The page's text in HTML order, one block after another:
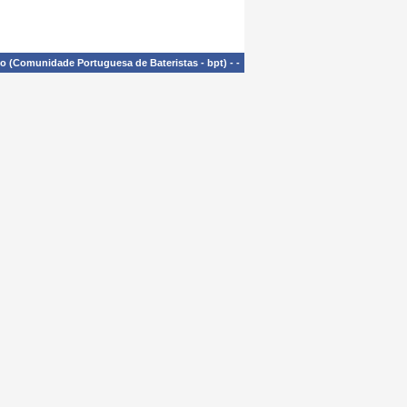
(Comunidade Portuguesa de Bateristas - bpt) - -